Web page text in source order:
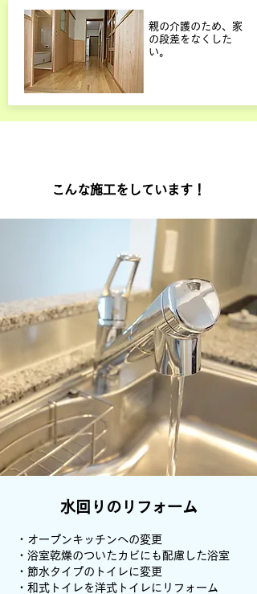
​親の介護のため、家
の段差をなくした
い。
​こんな施工をしています！
水回りのリフォーム
・オープンキッチンへの変更
・浴室乾燥のついたカビにも配慮した浴室
・節水タイプのトイレに変更
​・和式トイレを洋式トイレにリフォーム